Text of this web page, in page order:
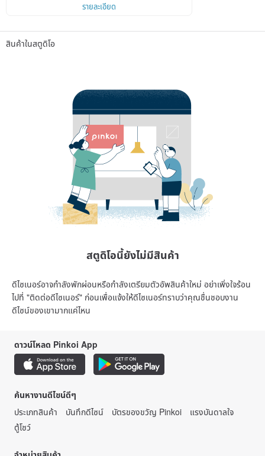
รายละเอียด
สินค้าในสตูดิโอ
สตูดิโอนี้ยังไม่มีสินค้า
ดีไซเนอร์อาจกำลังพักผ่อนหรือกำลังเตรียมตัวอัพสินค้าใหม่ อย่าเพิ่งใจร้อน
ไปที่ "ติดต่อดีไซเนอร์" ก่อนเพื่อแจ้งให้ดีไซเนอร์ทราบว่าคุณชื่นชอบงาน
ดีไซน์ของเขามากแค่ไหน
ดาวน์โหลด Pinkoi App
ค้นหางานดีไซน์ดีๆ
ประเภทสินค้า
บันทึกดีไซน์ บัตรของขวัญ Pinkoi
แรงบันดาลใจ
ตู้โชว์